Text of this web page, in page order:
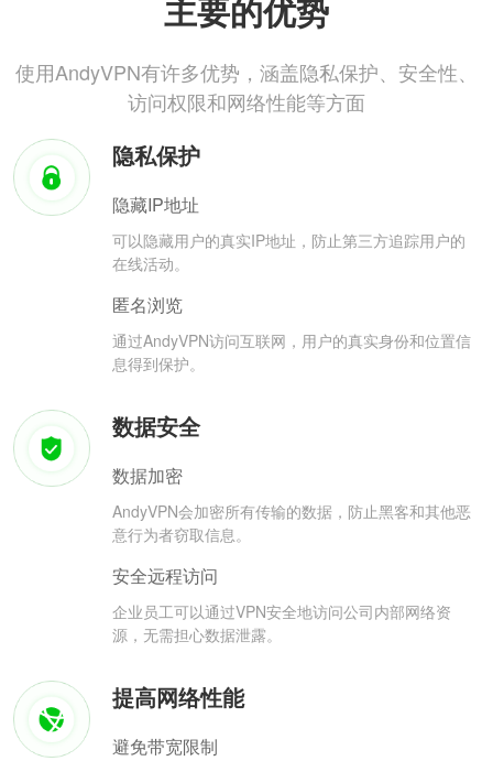
主要的优势
使用AndyVPN有许多优势，涵盖隐私保护、安全性、
访问权限和网络性能等方面
隐私保护
隐藏IP地址
可以隐藏用户的真实IP地址，防止第三方追踪用户的
在线活动。
匿名浏览
通过AndyVPN访问互联网，用户的真实身份和位置信
息得到保护。
数据安全
数据加密
AndyVPN会加密所有传输的数据，防止黑客和其他恶
意行为者窃取信息。
安全远程访问
企业员工可以通过VPN安全地访问公司内部网络资
源，无需担心数据泄露。
提高网络性能
避免带宽限制